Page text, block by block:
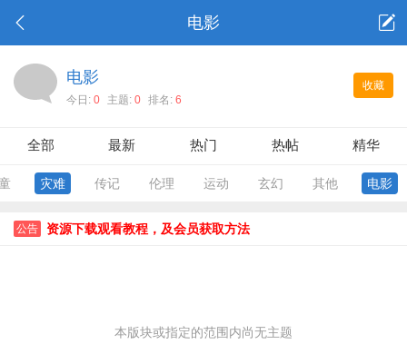
电影
收藏
电影
今日: 0 主题: 0 排名: 6
全部 最新 热门 热帖 精华
灾难 传记 伦理 运动 玄幻 其他 电影
公告 资源下载观看教程，及会员获取方法
本版块或指定的范围内尚无主题